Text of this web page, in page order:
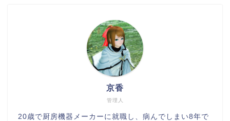
管理人
京香
20歳で厨房機器メーカーに就職し、病んでしまい8年で